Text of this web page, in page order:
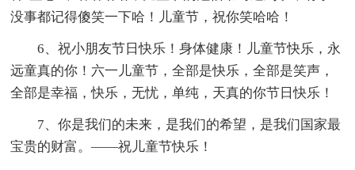
没事都记得傻笑一下哈！儿童节，祝你笑哈哈！
6、祝小朋友节日快乐！身体健康！儿童节快乐，永
远童真的你！六一儿童节，全部是快乐，全部是笑声，
全部是幸福，快乐，无忧，单纯，天真的你节日快乐！
7、你是我们的未来，是我们的希望，是我们国家最
宝贵的财富。——祝儿童节快乐！